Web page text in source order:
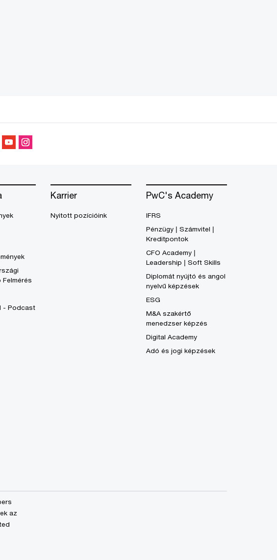
Felmérés
- Podcast
Karrier
Nyitott pozícióink
PwC's Academy
IFRS
Pénzügy | Számvitel |
Kreditpontok
CFO Academy |
Leadership | Soft Skills
Diplomát nyújtó és angol
nyelvű képzések
ESG
M&A szakértő
menedzser képzés
Digital Academy
Adó és jogi képzések
az